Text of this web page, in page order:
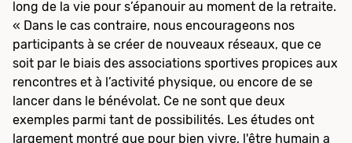
long de la vie pour s’épanouir au moment de la retraite.
« Dans le cas contraire, nous encourageons nos
participants à se créer de nouveaux réseaux, que ce
soit par le biais des associations sportives propices aux
rencontres et à l’activité physique, ou encore de se
lancer dans le bénévolat. Ce ne sont que deux
exemples parmi tant de possibilités. Les études ont
largement montré que pour bien vivre, l'être humain a